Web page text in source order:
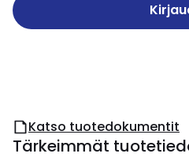
Katso tuotedokumentit
Tärkeimmät